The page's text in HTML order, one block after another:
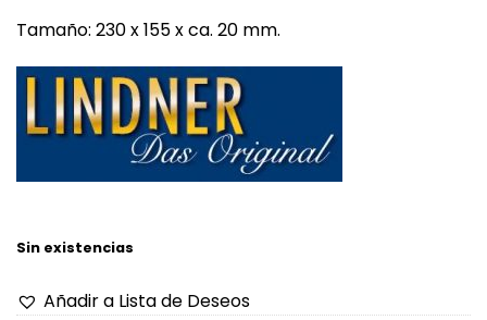
Tamaño: 230 x 155 x ca. 20 mm.
Sin existencias
Añadir a Lista de Deseos